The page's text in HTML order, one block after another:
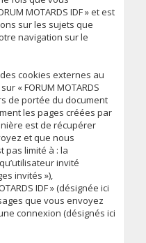
MOTARDS IDF » et est
sur les sujets que
navigation sur le
cookies externes au
« FORUM MOTARDS
de portée du document
les pages créées par
est de récupérer
et que nous
pas limité à : la
invité
invités »),
IDF » (désignée ici
que vous envoyez
connexion (désignés ici